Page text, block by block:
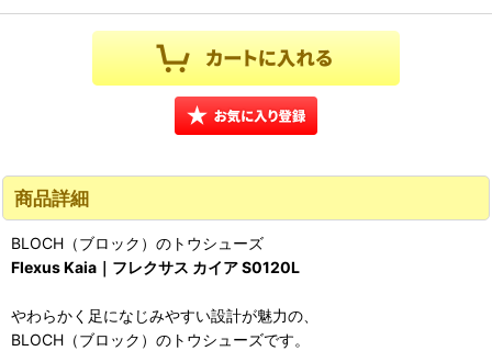
商品詳細
BLOCH（ブロック）のトウシューズ
Flexus Kaia｜フレクサス カイア S0120L
やわらかく足になじみやすい設計が魅力の、
BLOCH（ブロック）のトウシューズです。